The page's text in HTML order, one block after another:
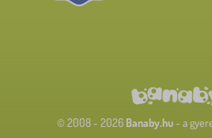
© 2008 - 2026 Banaby.hu- a